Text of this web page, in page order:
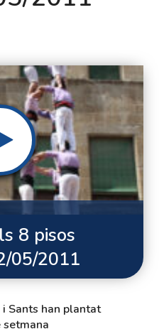
8 pisos
05/2011
i Sants han plantat